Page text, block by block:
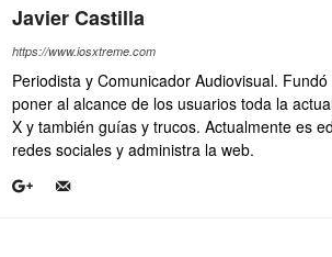
Javier Castilla
https://www.iosxtreme.com
Periodista y Comunicador Audiovisual.
poner al alcance de los usuarios toda la
X y también guías y trucos. Actualmente es
redes sociales y administra la web.